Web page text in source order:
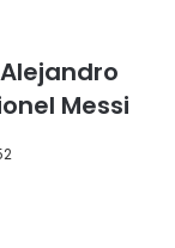
Messi